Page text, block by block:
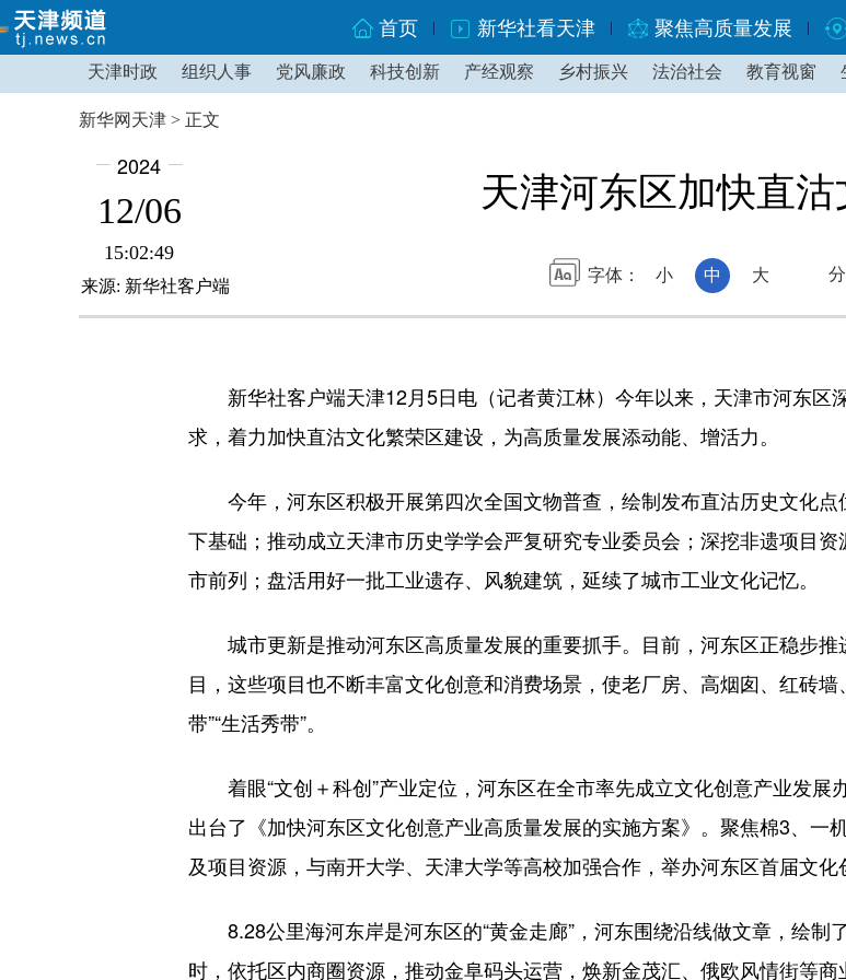
首页 新华社看天津 聚焦高质量发展
天津时政 组织人事 党风廉政 科技创新 产经观察 乡村振兴 法治社会 教育视窗
新华网天津 > 正文
2024
12/06
15:02:49
来源: 新华社客户端
天津河东区加快直
字体： 小 中 大
新华社客户端天津12月5日电（记者黄江林）今年以来，天津市河东区
求，着力加快直沽文化繁荣区建设，为高质量发展添动能、增活力。
今年，河东区积极开展第四次全国文物普查，绘制发布直沽历史文化点
下基础；推动成立天津市历史学学会严复研究专业委员会；深挖非遗项目
市前列；盘活用好一批工业遗存、风貌建筑，延续了城市工业文化记忆。
城市更新是推动河东区高质量发展的重要抓手。目前，河东区正稳步推
目，这些项目也不断丰富文化创意和消费场景，使老厂房、高烟囱、红砖墙
带”“生活秀带”。
着眼“文创＋科创”产业定位，河东区在全市率先成立文化创意产业发展
出台了《加快河东区文化创意产业高质量发展的实施方案》。聚焦棉3、一
及项目资源，与南开大学、天津大学等高校加强合作，举办河东区首届文化
8.28公里海河东岸是河东区的“黄金走廊”，河东围绕沿线做文章，绘制
时，依托区内商圈资源，推动金阜码头运营，焕新金茂汇、俄欧风情街等